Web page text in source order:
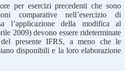
per esercizi precedenti che sono
comparative nell’esercizio di
l’applicazione della modifica al
2009) devono essere rideterminate
presente IFRS, a meno che le
disponibili e la loro elaborazione